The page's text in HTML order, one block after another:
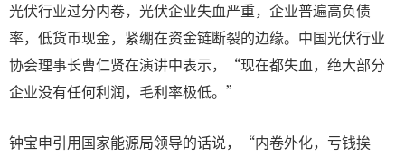
光伏行业过分内卷，光伏企业失血严重，企业普遍高负债
率，低货币现金，紧绷在资金链断裂的边缘。中国光伏行业
协会理事长曹仁贤在演讲中表示，“现在都失血，绝大部分
企业没有任何利润，毛利率极低。”
钟宝申引用国家能源局领导的话说，“内卷外化，亏钱挨